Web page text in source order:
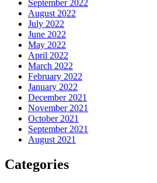
September 2022
August 2022
July 2022
June 2022
May 2022
April 2022
March 2022
February 2022
January 2022
December 2021
November 2021
October 2021
September 2021
August 2021
Categories